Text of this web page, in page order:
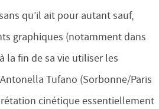
qu’il ait pour autant sauf,
graphiques (notamment dans
la fin de sa vie utiliser les
Tufano (Sorbonne/Paris
cinétique essentiellement